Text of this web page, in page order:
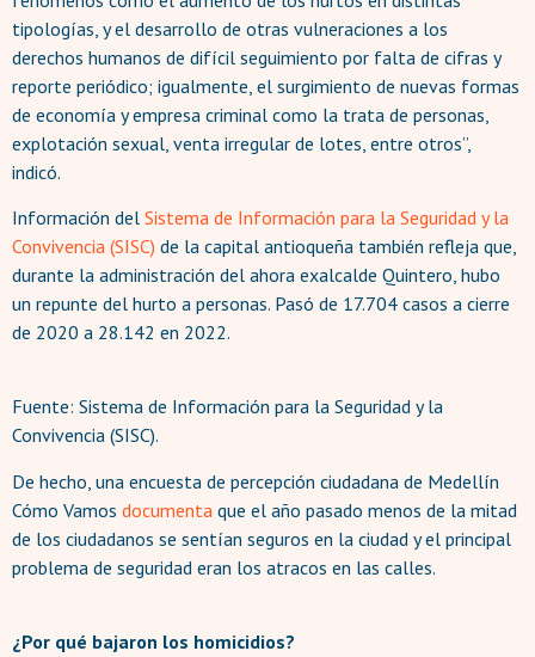
tipologías, y el desarrollo de otras vulneraciones a los
derechos humanos de difícil seguimiento por falta de cifras y
reporte periódico; igualmente, el surgimiento de nuevas formas
de economía y empresa criminal como la trata de personas,
explotación sexual, venta irregular de lotes, entre otros”,
indicó.
Información del Sistema de Información para la Seguridad y la
Convivencia (SISC) de la capital antioqueña también refleja que,
durante la administración del ahora exalcalde Quintero, hubo
un repunte del hurto a personas. Pasó de 17.704 casos a cierre
de 2020 a 28.142 en 2022.
Fuente: Sistema de Información para la Seguridad y la
Convivencia (SISC).
De hecho, una encuesta de percepción ciudadana de Medellín
Cómo Vamos documenta que el año pasado menos de la mitad
de los ciudadanos se sentían seguros en la ciudad y el principal
problema de seguridad eran los atracos en las calles.
¿Por qué bajaron los homicidios?